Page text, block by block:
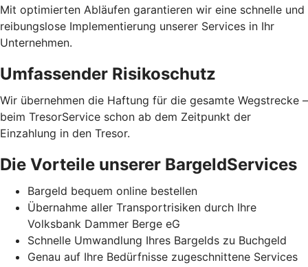
Mit optimierten Abläufen garantieren wir eine schnelle und
reibungslose Implementierung unserer Services in Ihr
Unternehmen.
Umfassender Risikoschutz
Wir übernehmen die Haftung für die gesamte Wegstrecke –
beim TresorService schon ab dem Zeitpunkt der
Einzahlung in den Tresor.
Die Vorteile unserer BargeldServices
Bargeld bequem online bestellen
Übernahme aller Transportrisiken durch Ihre
Volksbank Dammer Berge eG
Schnelle Umwandlung Ihres Bargelds zu Buchgeld
Genau auf Ihre Bedürfnisse zugeschnittene Services